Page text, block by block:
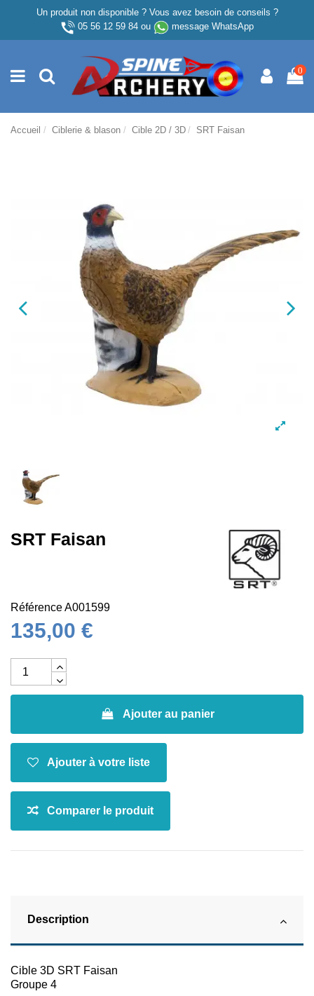
Un produit non disponible ? Vous avez besoin de conseils ?
05 56 12 59 84ou message WhatsApp
0
Accueil Ciblerie & blason Cible 2D / 3D SRT Faisan
SRT Faisan
RéférenceA001599
135,00 €
Ajouter au panier
Description
Cible 3D SRT Faisan
Groupe 4